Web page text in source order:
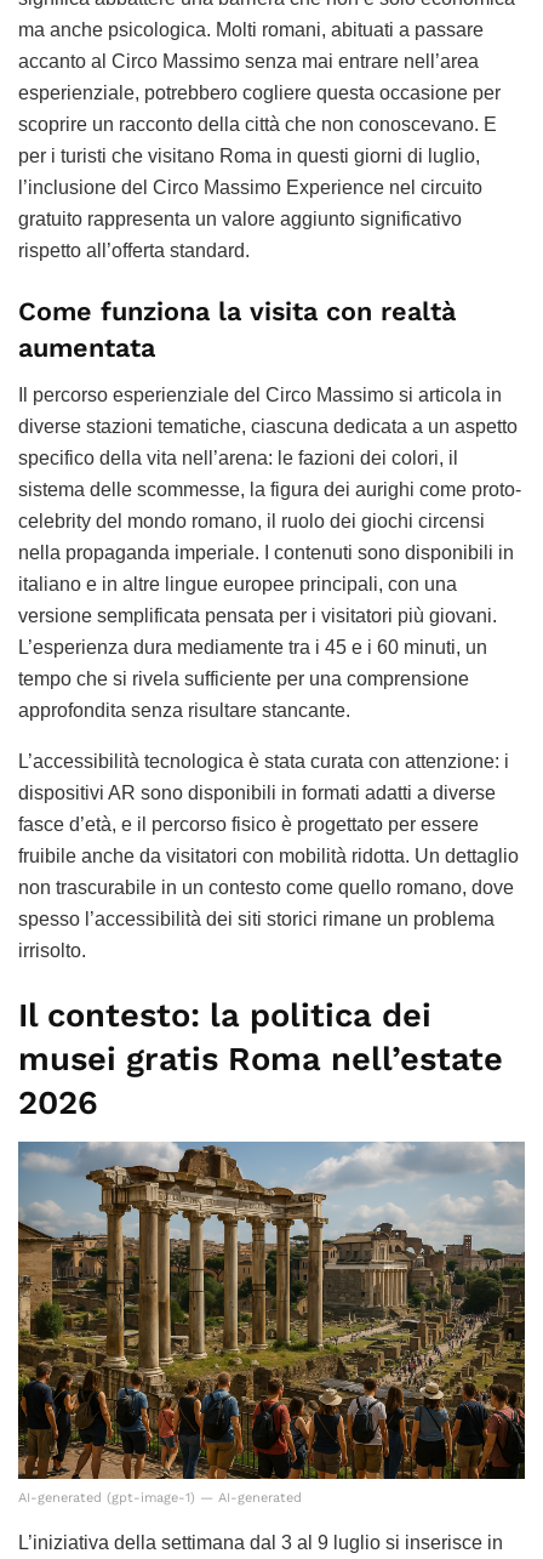
ma anche psicologica. Molti romani, abituati a passare
accanto al Circo Massimo senza mai entrare nell’area
esperienziale, potrebbero cogliere questa occasione per
scoprire un racconto della città che non conoscevano. E
per i turisti che visitano Roma in questi giorni di luglio,
l’inclusione del Circo Massimo Experience nel circuito
gratuito rappresenta un valore aggiunto significativo
rispetto all’offerta standard.
Come funziona la visita con realtà
aumentata
Il percorso esperienziale del Circo Massimo si articola in
diverse stazioni tematiche, ciascuna dedicata a un aspetto
specifico della vita nell’arena: le fazioni dei colori, il
sistema delle scommesse, la figura dei aurighi come proto-
celebrity del mondo romano, il ruolo dei giochi circensi
nella propaganda imperiale. I contenuti sono disponibili in
italiano e in altre lingue europee principali, con una
versione semplificata pensata per i visitatori più giovani.
L’esperienza dura mediamente tra i 45 e i 60 minuti, un
tempo che si rivela sufficiente per una comprensione
approfondita senza risultare stancante.
L’accessibilità tecnologica è stata curata con attenzione: i
dispositivi AR sono disponibili in formati adatti a diverse
fasce d’età, e il percorso fisico è progettato per essere
fruibile anche da visitatori con mobilità ridotta. Un dettaglio
non trascurabile in un contesto come quello romano, dove
spesso l’accessibilità dei siti storici rimane un problema
irrisolto.
Il contesto: la politica dei
musei gratis Roma nell’estate
2026
AI-generated (gpt-image-1) — AI-generated
L’iniziativa della settimana dal 3 al 9 luglio si inserisce in